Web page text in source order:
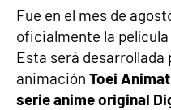
Fue en el mes de
oficialmente la película
Esta será desarrollada
animación Toei
serie anime original